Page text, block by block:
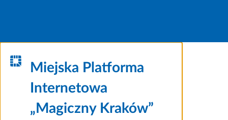
Miejska Platforma
Internetowa
„Magiczny Kraków”